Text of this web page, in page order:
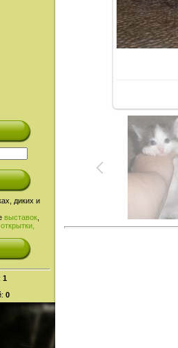
диких и
выставок
открытки,
1
0